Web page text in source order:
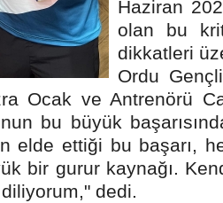
Haziran
olan bu
dikkatleri
Ordu
Ocak ve Antrenörü
bu büyük
elde ettiği bu başarı,
bir gurur kaynağı.
dedi.